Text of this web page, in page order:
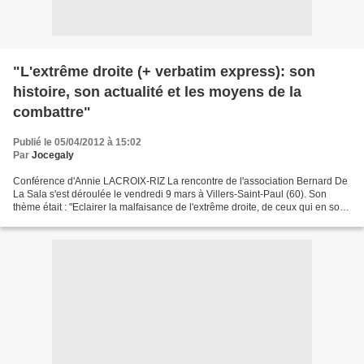
"L'extrême droite (+ verbatim express): son
histoire, son actualité et les moyens de la
combattre"
Publié le 05/04/2012 à 15:02
Par Jocegaly
Conférence d'Annie LACROIX-RIZ La rencontre de l'association Bernard De
La Sala s'est déroulée le vendredi 9 mars à Villers-Saint-Paul (60). Son
thème était : "Eclairer la malfaisance de l'extrême droite, de ceux qui en sont